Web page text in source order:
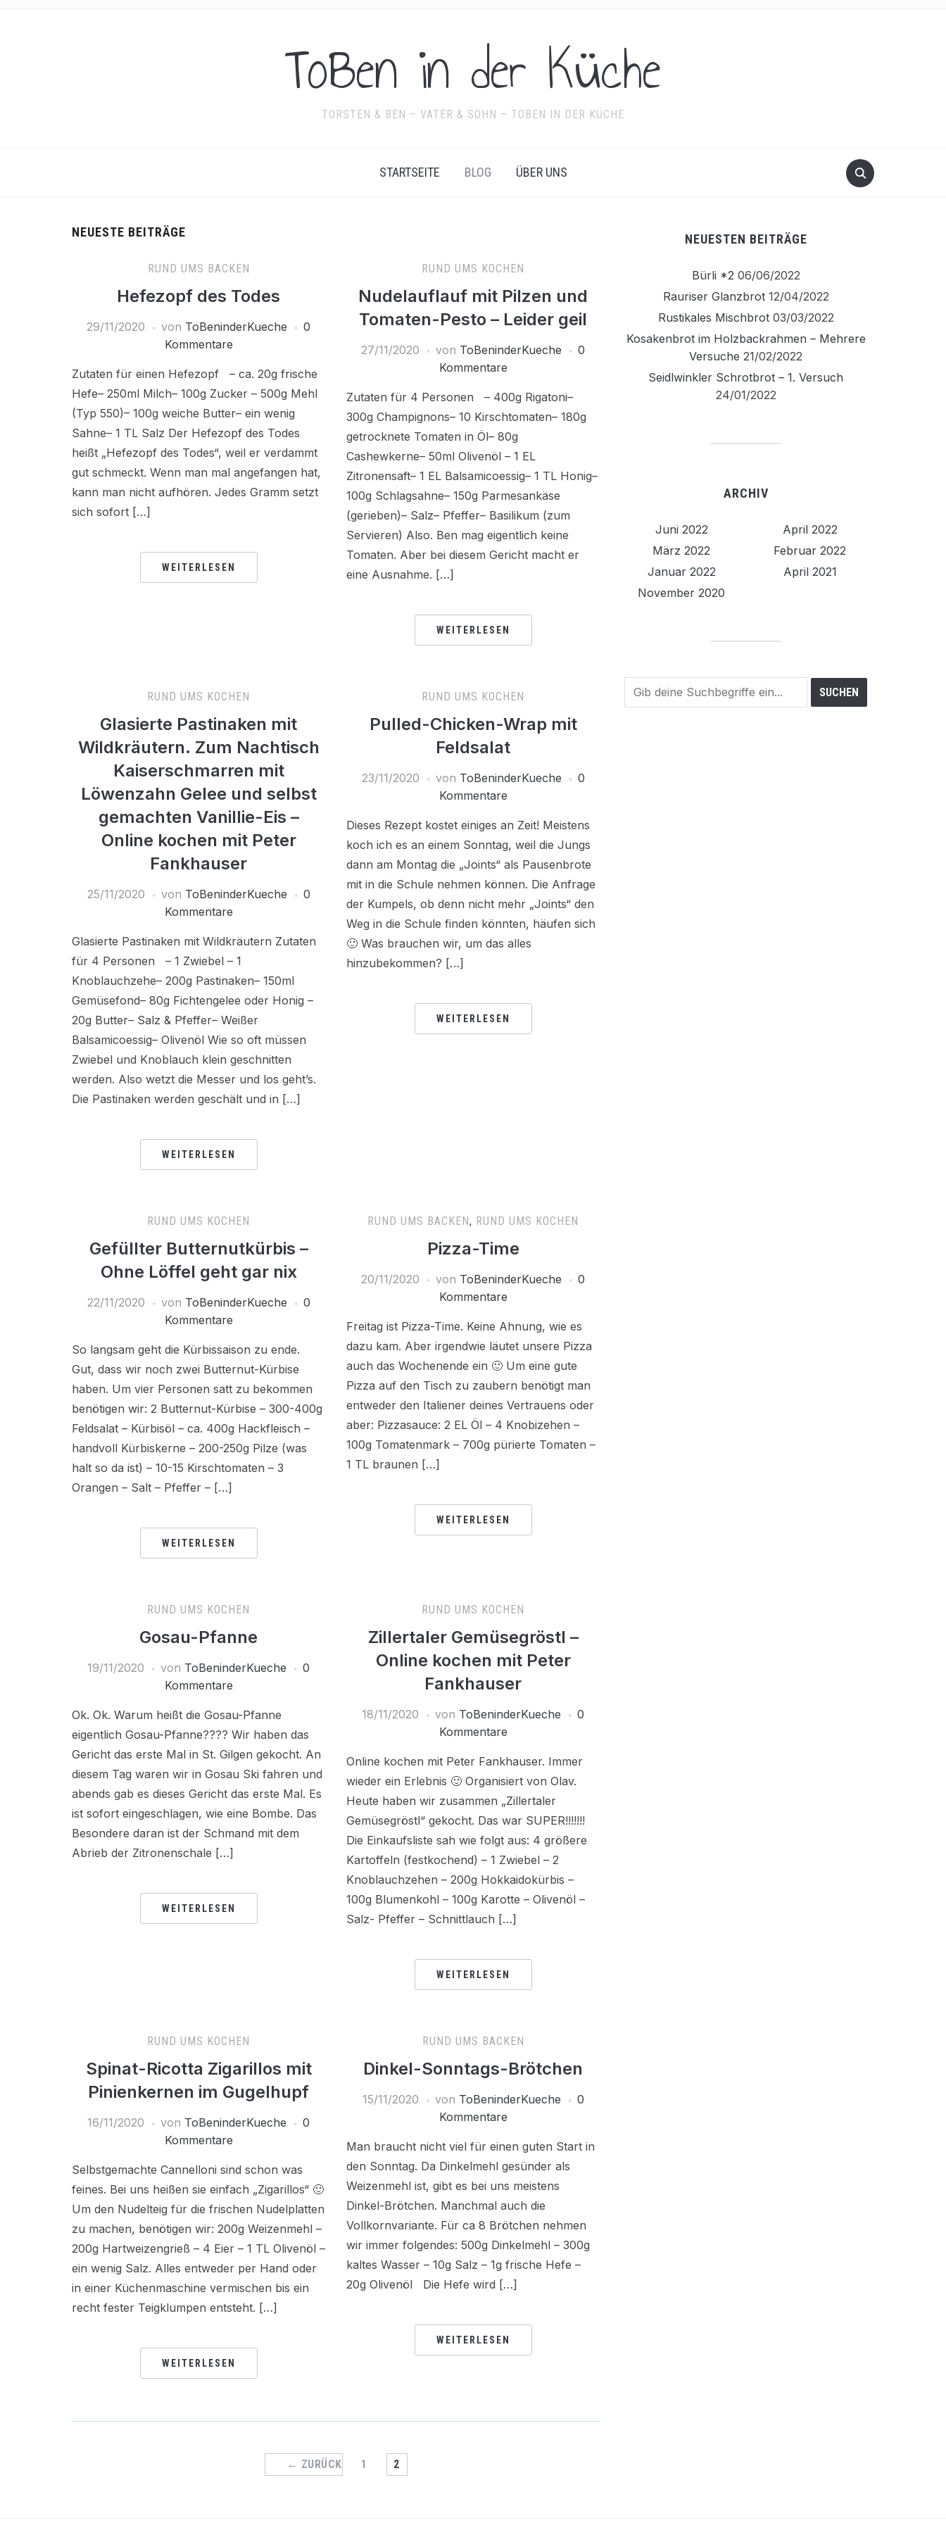
ToBen in der Küche
TORSTEN & BEN – VATER & SOHN – TOBEN IN DER KÜCHE
STARTSEITE BLOG ÜBER UNS
NEUESTE BEITRÄGE
RUND UMS BACKEN
Hefezopf des Todes
29/11/2020 von ToBeninderKueche
0
Kommentare
Zutaten für einen Hefezopf – ca. 20g frische
Hefe– 250ml Milch– 100g Zucker – 500g Mehl
(Typ 550)– 100g weiche Butter– ein wenig
Sahne– 1 TL Salz Der Hefezopf des Todes
heißt „Hefezopf des Todes“, weil er verdammt
gut schmeckt. Wenn man mal angefangen hat,
kann man nicht aufhören. Jedes Gramm setzt
sich sofort […]
WEITERLESEN
RUND UMS KOCHEN
Nudelauflauf mit Pilzen und
Tomaten-Pesto – Leider geil
27/11/2020 von ToBeninderKueche
0
Kommentare
Zutaten für 4 Personen – 400g Rigatoni–
300g Champignons– 10 Kirschtomaten– 180g
getrocknete Tomaten in Öl– 80g
Cashewkerne– 50ml Olivenöl – 1 EL
Zitronensaft– 1 EL Balsamicoessig– 1 TL Honig–
100g Schlagsahne– 150g Parmesankäse
(gerieben)– Salz– Pfeffer– Basilikum (zum
Servieren) Also. Ben mag eigentlich keine
Tomaten. Aber bei diesem Gericht macht er
eine Ausnahme. […]
WEITERLESEN
RUND UMS KOCHEN
Glasierte Pastinaken mit
Wildkräutern. Zum Nachtisch
Kaiserschmarren mit
Löwenzahn Gelee und selbst
gemachten Vanillie-Eis –
Online kochen mit Peter
Fankhauser
25/11/2020 von ToBeninderKueche
0
Kommentare
Glasierte Pastinaken mit Wildkräutern Zutaten
für 4 Personen – 1 Zwiebel – 1
Knoblauchzehe– 200g Pastinaken– 150ml
Gemüsefond– 80g Fichtengelee oder Honig –
20g Butter– Salz & Pfeffer– Weißer
Balsamicoessig– Olivenöl Wie so oft müssen
Zwiebel und Knoblauch klein geschnitten
werden. Also wetzt die Messer und los geht’s.
Die Pastinaken werden geschält und in […]
WEITERLESEN
RUND UMS KOCHEN
Pulled-Chicken-Wrap mit
Feldsalat
23/11/2020 von ToBeninderKueche
0
Kommentare
Dieses Rezept kostet einiges an Zeit! Meistens
koch ich es an einem Sonntag, weil die Jungs
dann am Montag die „Joints“ als Pausenbrote
mit in die Schule nehmen können. Die Anfrage
der Kumpels, ob denn nicht mehr „Joints“ den
Weg in die Schule finden könnten, häufen sich
🙂 Was brauchen wir, um das alles
hinzubekommen? […]
WEITERLESEN
RUND UMS KOCHEN
Gefüllter Butternutkürbis –
Ohne Löffel geht gar nix
22/11/2020 von ToBeninderKueche
0
Kommentare
So langsam geht die Kürbissaison zu ende.
Gut, dass wir noch zwei Butternut-Kürbise
haben. Um vier Personen satt zu bekommen
benötigen wir: 2 Butternut-Kürbise – 300-400g
Feldsalat – Kürbisöl – ca. 400g Hackfleisch –
handvoll Kürbiskerne – 200-250g Pilze (was
halt so da ist) – 10-15 Kirschtomaten – 3
Orangen – Salt – Pfeffer – […]
WEITERLESEN
RUND UMS BACKEN, RUND UMS KOCHEN
Pizza-Time
20/11/2020 von ToBeninderKueche
0
Kommentare
Freitag ist Pizza-Time. Keine Ahnung, wie es
dazu kam. Aber irgendwie läutet unsere Pizza
auch das Wochenende ein 🙂 Um eine gute
Pizza auf den Tisch zu zaubern benötigt man
entweder den Italiener deines Vertrauens oder
aber: Pizzasauce: 2 EL Öl – 4 Knobizehen –
100g Tomatenmark – 700g pürierte Tomaten –
1 TL braunen […]
WEITERLESEN
RUND UMS KOCHEN
Gosau-Pfanne
19/11/2020 von ToBeninderKueche
0
Kommentare
Ok. Ok. Warum heißt die Gosau-Pfanne
eigentlich Gosau-Pfanne???? Wir haben das
Gericht das erste Mal in St. Gilgen gekocht. An
diesem Tag waren wir in Gosau Ski fahren und
abends gab es dieses Gericht das erste Mal. Es
ist sofort eingeschlagen, wie eine Bombe. Das
Besondere daran ist der Schmand mit dem
Abrieb der Zitronenschale […]
WEITERLESEN
RUND UMS KOCHEN
Zillertaler Gemüsegröstl –
Online kochen mit Peter
Fankhauser
18/11/2020 von ToBeninderKueche
0
Kommentare
Online kochen mit Peter Fankhauser. Immer
wieder ein Erlebnis 🙂 Organisiert von Olav.
Heute haben wir zusammen „Zillertaler
Gemüsegröstl“ gekocht. Das war SUPER!!!!!!!
Die Einkaufsliste sah wie folgt aus: 4 größere
Kartoffeln (festkochend) – 1 Zwiebel – 2
Knoblauchzehen – 200g Hokkaidokürbis –
100g Blumenkohl – 100g Karotte – Olivenöl –
Salz- Pfeffer – Schnittlauch […]
WEITERLESEN
RUND UMS KOCHEN
Spinat-Ricotta Zigarillos mit
Pinienkernen im Gugelhupf
16/11/2020 von ToBeninderKueche
0
Kommentare
Selbstgemachte Cannelloni sind schon was
feines. Bei uns heißen sie einfach „Zigarillos“ 🙂
Um den Nudelteig für die frischen Nudelplatten
zu machen, benötigen wir: 200g Weizenmehl –
200g Hartweizengrieß – 4 Eier – 1 TL Olivenöl –
ein wenig Salz. Alles entweder per Hand oder
in einer Küchenmaschine vermischen bis ein
recht fester Teigklumpen entsteht. […]
WEITERLESEN
RUND UMS BACKEN
Dinkel-Sonntags-Brötchen
15/11/2020 von ToBeninderKueche
0
Kommentare
Man braucht nicht viel für einen guten Start in
den Sonntag. Da Dinkelmehl gesünder als
Weizenmehl ist, gibt es bei uns meistens
Dinkel-Brötchen. Manchmal auch die
Vollkornvariante. Für ca 8 Brötchen nehmen
wir immer folgendes: 500g Dinkelmehl – 300g
kaltes Wasser – 10g Salz – 1g frische Hefe –
20g Olivenöl Die Hefe wird […]
WEITERLESEN
BEITRAGSNAVIGATION ← ZURÜCK 1 2
NEUESTEN BEITRÄGE
Bürli *2 06/06/2022
Rauriser Glanzbrot 12/04/2022
Rustikales Mischbrot 03/03/2022
Kosakenbrot im Holzbackrahmen – Mehrere
Versuche 21/02/2022
Seidlwinkler Schrotbrot – 1. Versuch
24/01/2022
ARCHIV
Juni 2022
April 2022
März 2022
Februar 2022
Januar 2022
April 2021
November 2020